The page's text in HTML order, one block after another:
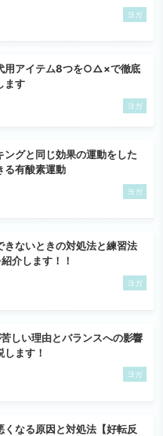
ヨガ
用アイテム8つを○△×で徹底
ます
ヨガ
ングと同じ効果の運動をした
る有酸素運動
ヨガ
きないときの対処法と練習法
介します！！
ヨガ
しい理由とバランスへの影響
します！
ヨガ
くなる原因と対処法【好転反